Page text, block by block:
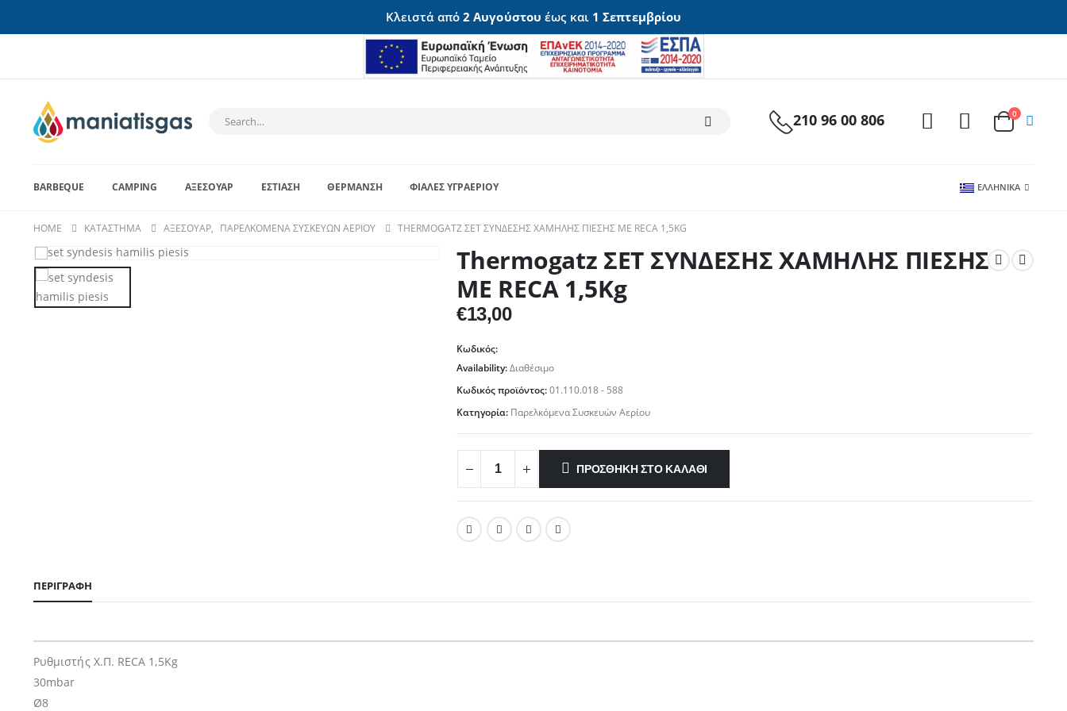
Κλειστά από 2 Αυγούστου έως και 1 Σεπτεμβρίου
210 96 00 806 0
BARBEQUE CAMPING ΑΞΕΣΟΥΆΡ ΕΣΤΊΑΣΗ ΘΈΡΜΑΝΣΗ ΦΙΆΛΕΣ ΥΓΡΑΕΡΊΟΥ ΕΛΛΗΝΙΚΆ
HOME ΚΑΤΆΣΤΗΜΑ ΑΞΕΣΟΥΆΡ, ΠΑΡΕΛΚΌΜΕΝΑ ΣΥΣΚΕΥΏΝ ΑΕΡΊΟΥ THERMOGATZ ΣΕΤ ΣΥΝΔΕΣΗΣ ΧΑΜΗΛΗΣ ΠΙΕΣΗΣ ΜΕ RECA 1,5KG
Thermogatz ΣΕΤ ΣΥΝΔΕΣΗΣ ΧΑΜΗΛΗΣ ΠΙΕΣΗΣ
ΜΕ RECA 1,5Kg
€13,00
Κωδικός:
Availability:Διαθέσιμο
Κωδικός προϊόντος:01.110.018 - 588
Κατηγορία: Παρελκόμενα Συσκευών Αερίου
ΠΡΟΣΘΉΚΗ ΣΤΟ ΚΑΛΆΘΙ
ΠΕΡΙΓΡΑΦΉ
Ρυθμιστής Χ.Π. RECA 1,5Kg
30mbar
Ø8